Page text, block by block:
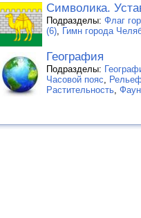
Символика.
Подразделы: Флаг
(6) Гимн города
География
Подразделы:
Часовой пояс
Растительность